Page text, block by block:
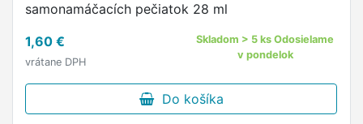
samonamáčacích pečiatok 28 ml
1,60 €
vrátane DPH
Skladom > 5 ks Odosielame
v pondelok
Do košíka